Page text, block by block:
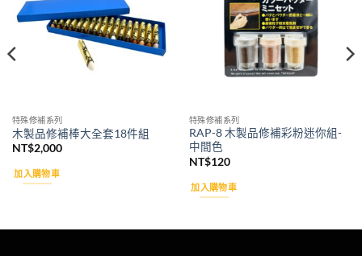
特殊修補系列
木製品修補棒大全套18件組
NT$2,000
加入購物車
特殊修補系列
RAP-8 木製品修補彩粉迷你組-
中間色
NT$120
加入購物車